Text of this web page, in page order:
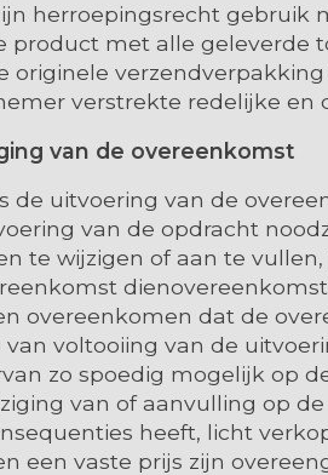
herroepingsrecht gebruik
product met alle geleverde
originele
verstrekte redelijke en
van de overeenkomst
de uitvoering van de
van de opdracht
te wijzigen of aan te
overeenkomen dat de
voltooiing van de
zo spoedig mogelijk op
van of aanvulling op
heeft, licht
een vaste prijs zijn